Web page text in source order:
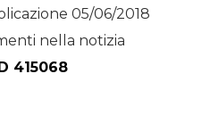
05/06/2018
nella notizia
415068